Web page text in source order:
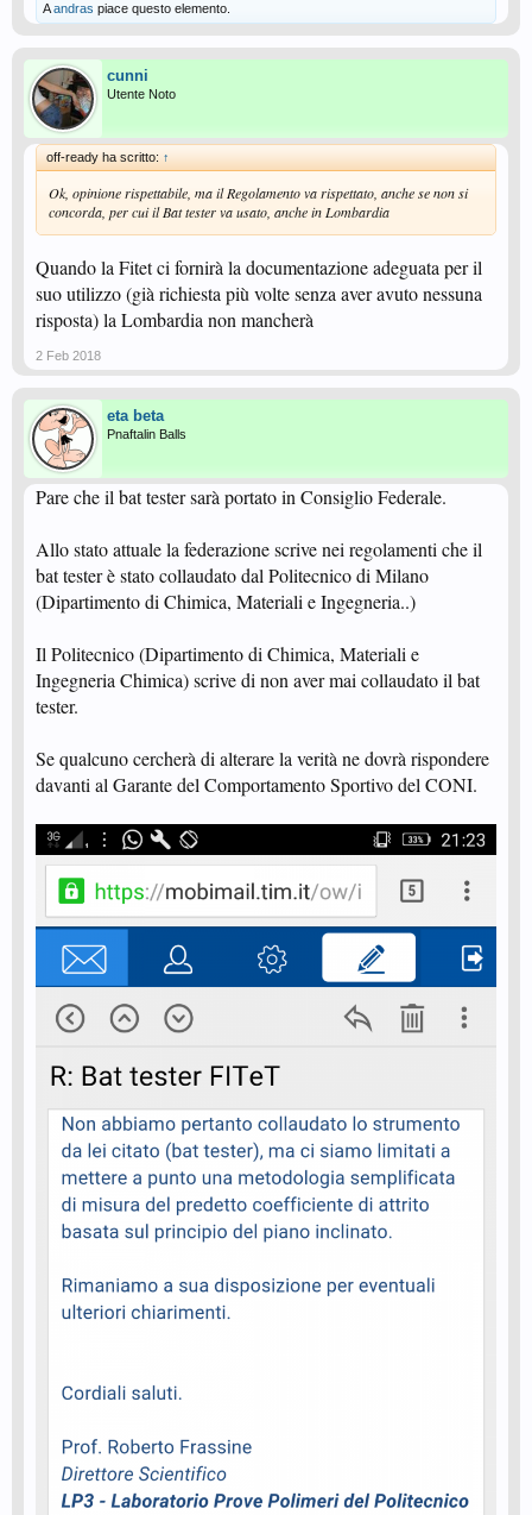
Aandras piace questo elemento.
cunni
Utente Noto
off-ready ha scritto: ↑
Ok, opinione rispettabile, ma il Regolamento va rispettato, anche se non si
concorda, per cui il Bat tester va usato, anche in Lombardia
Quando la Fitet ci fornirà la documentazione adeguata per il
suo utilizzo (già richiesta più volte senza aver avuto nessuna
risposta) la Lombardia non mancherà
2 Feb 2018
eta beta
Pnaftalin Balls
Pare che il bat tester sarà portato in Consiglio Federale.
Allo stato attuale la federazione scrive nei regolamenti che il
bat tester è stato collaudato dal Politecnico di Milano
(Dipartimento di Chimica, Materiali e Ingegneria..)
Il Politecnico (Dipartimento di Chimica, Materiali e
Ingegneria Chimica) scrive di non aver mai collaudato il bat
tester.
Se qualcuno cercherà di alterare la verità ne dovrà rispondere
davanti al Garante del Comportamento Sportivo del CONI.